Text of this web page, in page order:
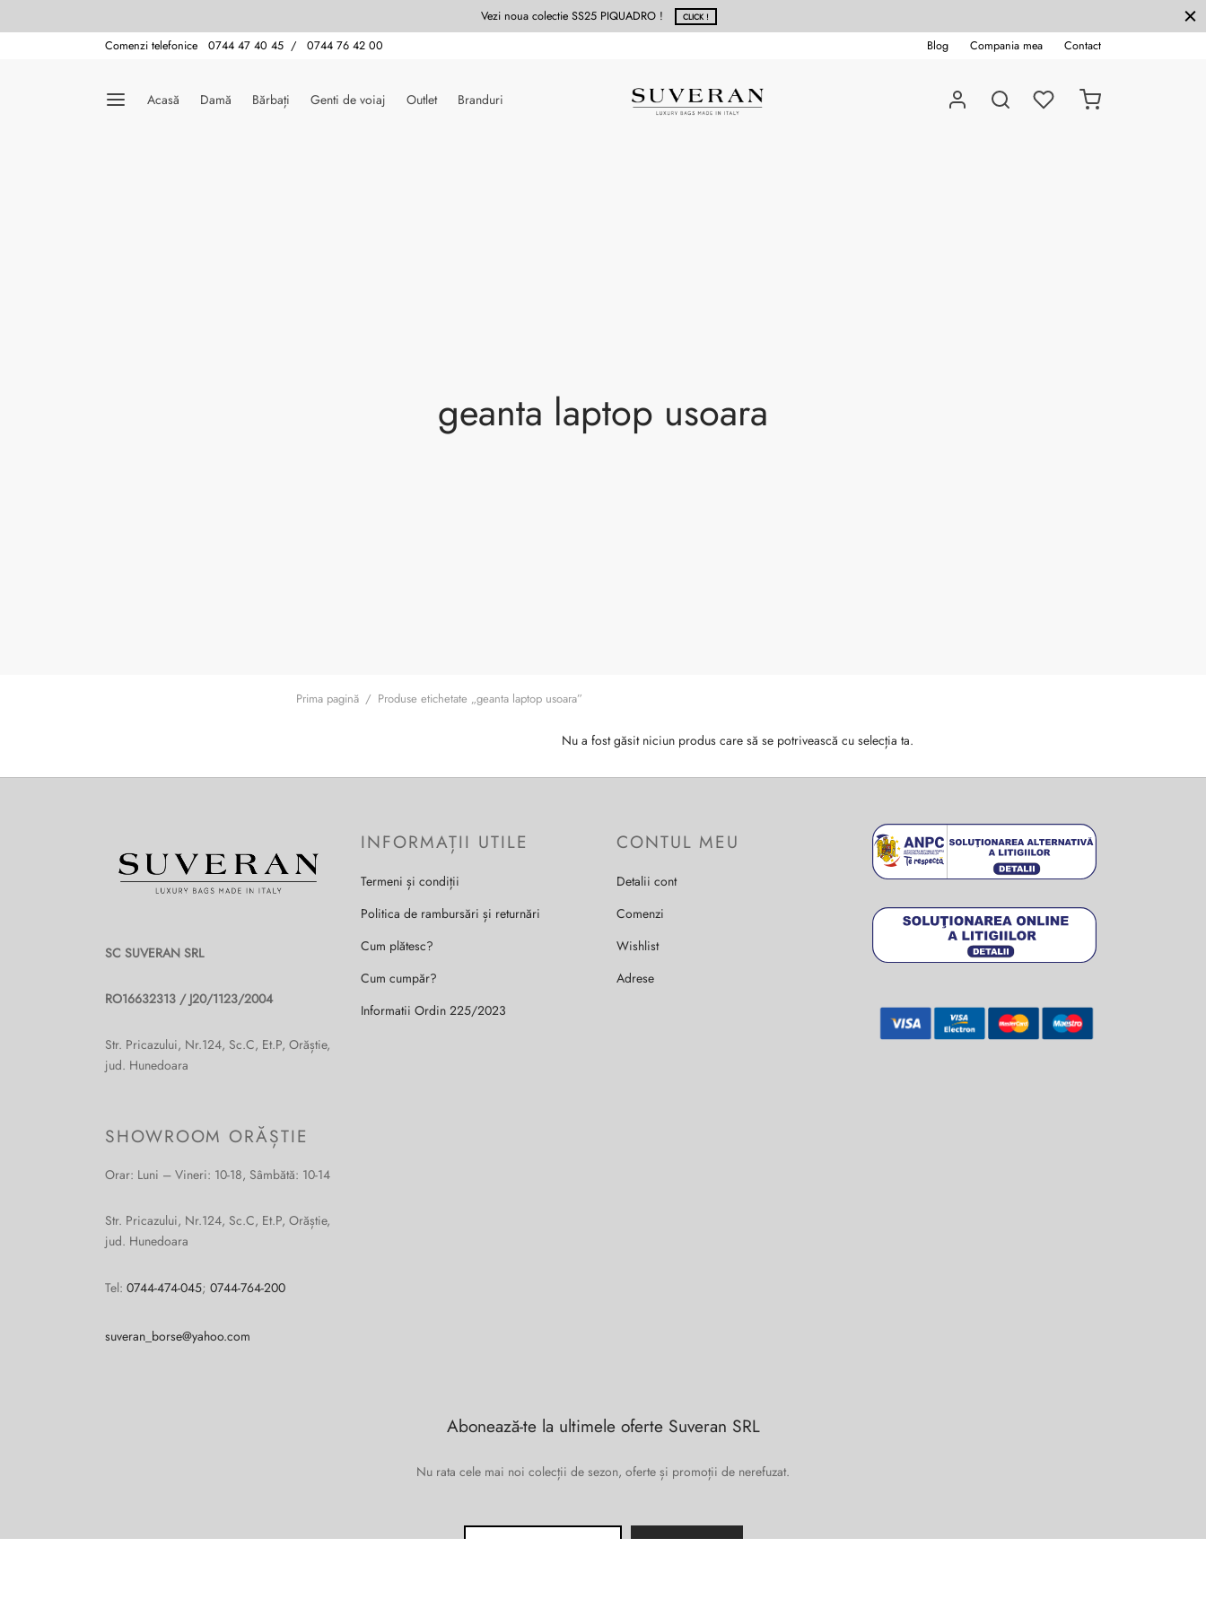
Vezi noua colectie SS25 PIQUADRO ! CLICK !
Comenzi telefonice 0744 47 40 45 / 0744 76 42 00 Blog Compania mea Contact
Acasă Damă Bărbați Genti de voiaj Outlet Branduri
geanta laptop usoara
Prima pagină / Produse etichetate „geanta laptop usoara”
Nu a fost găsit niciun produs care să se potrivească cu selecția ta.
SC SUVERAN SRL
RO16632313 / J20/1123/2004
Str. Pricazului, Nr.124, Sc.C, Et.P, Orăștie,
jud. Hunedoara
SHOWROOM ORĂȘTIE
Orar: Luni – Vineri: 10-18, Sâmbătă: 10-14
Str. Pricazului, Nr.124, Sc.C, Et.P, Orăștie,
jud. Hunedoara
Tel: 0744-474-045; 0744-764-200
suveran_borse@yahoo.com
INFORMAȚII UTILE
Termeni și condiții
Politica de rambursări și returnări
Cum plătesc?
Cum cumpăr?
Informatii Ordin 225/2023
CONTUL MEU
Detalii cont
Comenzi
Wishlist
Adrese
Abonează-te la ultimele oferte Suveran SRL
Nu rata cele mai noi colecții de sezon, oferte și promoții de nerefuzat.